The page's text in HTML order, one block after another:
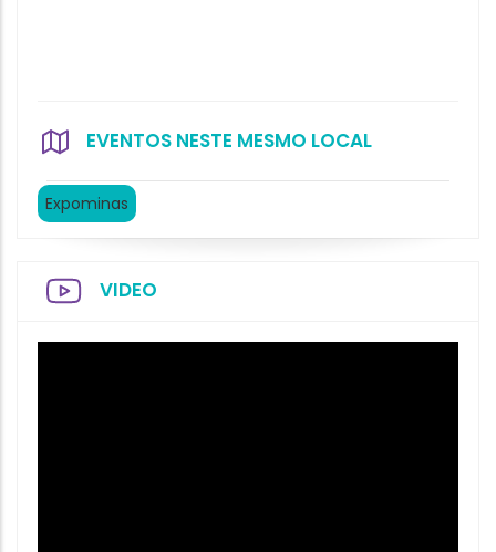
EVENTOS NESTE MESMO LOCAL
Expominas
VIDEO